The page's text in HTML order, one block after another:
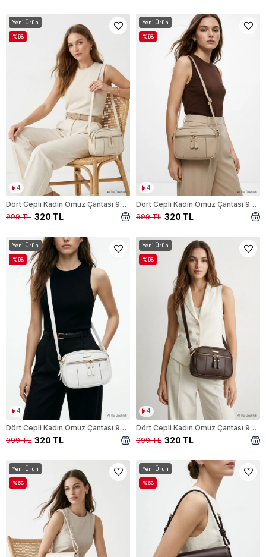
4
Dört Cepli Kadın Omuz Çantası 9346 Krem
320 TL
999 TL
Yeni Ürün
%68
4
Dört Cepli Kadın Omuz Çantası 9346 Vizon
320 TL
999 TL
Yeni Ürün
%68
4
Dört Cepli Kadın Omuz Çantası 9346 Beyaz
320 TL
999 TL
Yeni Ürün
%68
4
Dört Cepli Kadın Omuz Çantası 9346 Acı Kahve
320 TL
999 TL
Yeni Ürün
%68
Yeni Ürün
%68
Yeni Ürün
%68